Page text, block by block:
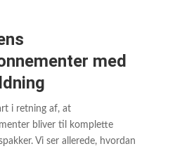
med
i retning af, at
bliver til komplette
Vi ser allerede, hvordan